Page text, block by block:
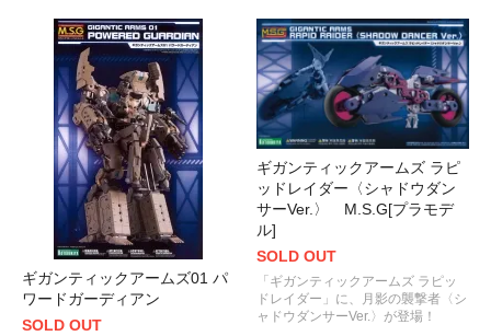
ギガンティックアームズ01 パ
ワードガーディアン
SOLD OUT
ギガンティックアームズ ラピ
ッドレイダー〈シャドウダン
サーVer.〉 M.S.G[プラモデ
ル]
SOLD OUT
「ギガンティックアームズ ラピッ
ドレイダー」に、月影の襲撃者〈シ
ャドウダンサーVer.〉が登場！